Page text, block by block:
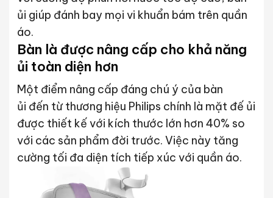
ủi giúp đánh bay mọi vi khuẩn bám trên quần
áo.
Bàn là được nâng cấp cho khả năng
ủi toàn diện hơn
Một điểm nâng cấp đáng chú ý của bàn
ủi đến từ thương hiệu Philips chính là mặt đế ủi
được thiết kế với kích thước lớn hơn 40% so
với các sản phẩm đời trước. Việc này tăng
cường tối đa diện tích tiếp xúc với quần áo.